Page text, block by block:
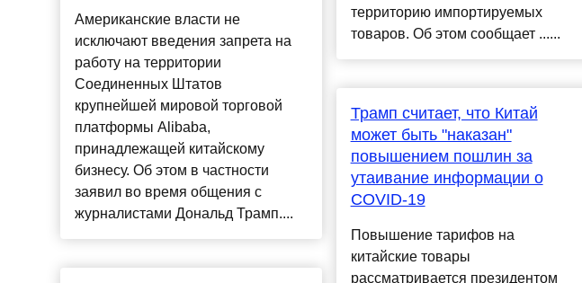
Американские власти не
исключают введения запрета на
работу на территории
Соединенных Штатов
крупнейшей мировой торговой
платформы Alibaba,
принадлежащей китайскому
бизнесу. Об этом в частности
заявил во время общения с
журналистами Дональд Трамп....
территорию импортируемых
товаров. Об этом сообщает ......
Трамп считает, что Китай
может быть "наказан"
повышением пошлин за
утаивание информации о
COVID-19
Повышение тарифов на
китайские товары
рассматривается президентом